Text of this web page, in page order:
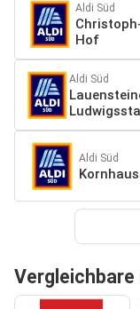
Aldi Süd
Hof
Aldi Süd
Aldi Süd